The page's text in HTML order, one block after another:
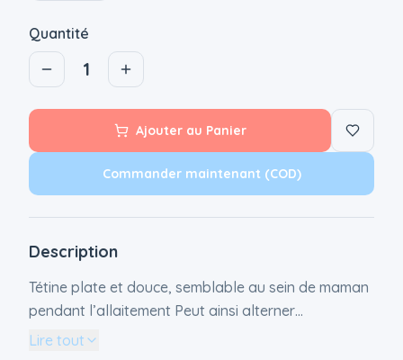
Quantité
1
Ajouter au Panier
Commander maintenant (COD)
Description
Tétine plate et douce, semblable au sein de maman
pendant l’allaitement Peut ainsi alterner
facielement du sein au biberon et du biberon au
Lire tout